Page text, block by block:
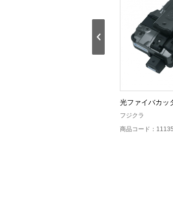
光ファイバカッ
フジクラ
商品コード：